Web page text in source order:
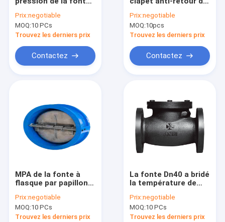
retour d'oscillation
de JIS B 2239 anti
Prix:negotiable
MOQ:10 PCs
Trouvez les derniers prix
Contactez
Prix:negotiable
MOQ:10pcs
Trouvez les derniers prix
Contactez
MPA de la fonte à
flasque par papillon
anti-retour
d'oscillation de
gaufrette
Prix:negotiable
MOQ:10 PCs
Trouvez les derniers prix
La fonte Dn40 a bridé
la température de
l'eau de clapet anti-
retour d'oscillation
Prix:negotiable
MOQ:10 PCs
Trouvez les derniers prix